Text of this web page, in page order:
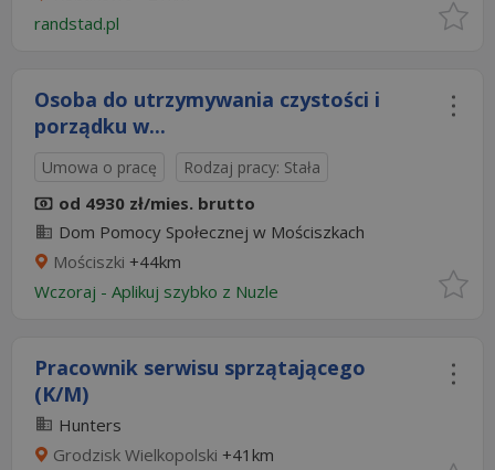
randstad.pl
Osoba do utrzymywania czystości i
porządku w...
Umowa o pracę Rodzaj pracy: Stała
od 4930 zł/mies. brutto
Dom Pomocy Społecznej w Mościszkach
Mościszki +44km
Wczoraj - Aplikuj szybko z Nuzle
Pracownik serwisu sprzątającego
(K/M)
Hunters
Grodzisk Wielkopolski +41km